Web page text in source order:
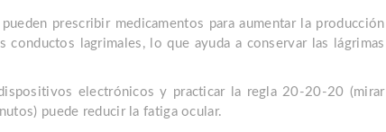
prescribir medicamentos para aumentar la producción
lagrimales, lo que ayuda a conservar las lágrimas
electrónicos y practicar la regla 20-20-20 (mirar
puede reducir la fatiga ocular.